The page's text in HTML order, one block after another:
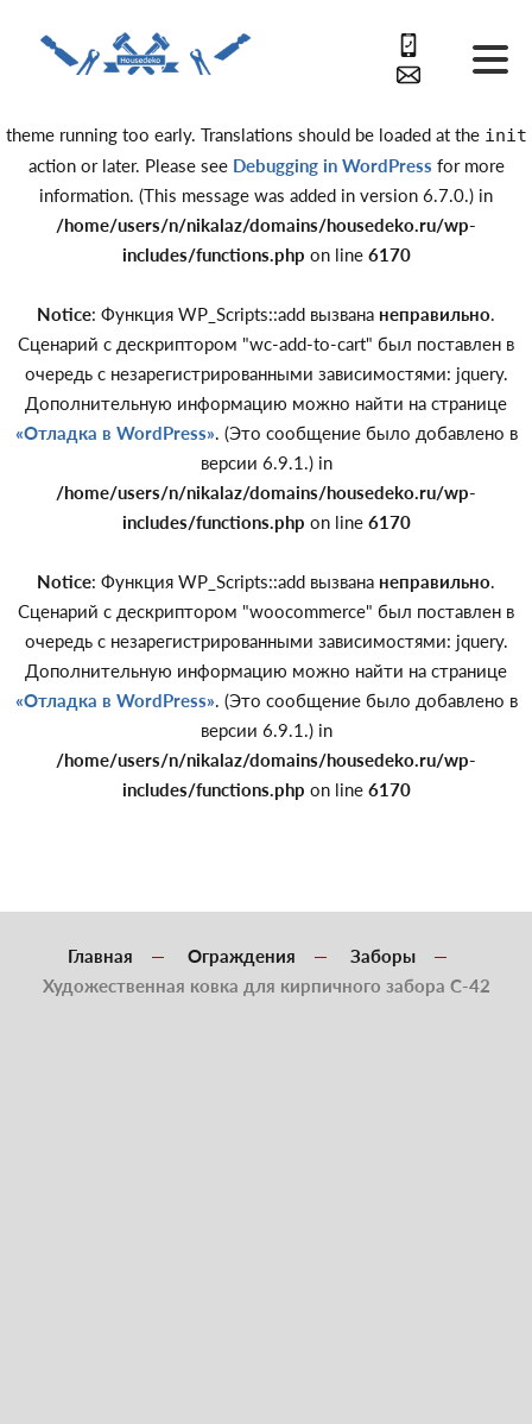
Notice: Function _load_textdomain_just_in_time was called
incorrectly . Translation loading for the
domain was triggered
theme running too early. Translations should be loaded at the init
action or later. Please see Debugging in WordPress for more
information. (This message was added in version 6.7.0.) in
/home/users/n/nikalaz/domains/housedeko.ru/wp-
includes/functions.php on line 6170
Notice: Функция WP_Scripts::add вызвана неправильно.
Сценарий с дескриптором "wc-add-to-cart" был поставлен в
очередь с незарегистрированными зависимостями: jquery.
Дополнительную информацию можно найти на странице
«Отладка в WordPress». (Это сообщение было добавлено в
версии 6.9.1.) in
/home/users/n/nikalaz/domains/housedeko.ru/wp-
includes/functions.php on line 6170
Notice: Функция WP_Scripts::add вызвана неправильно.
Сценарий с дескриптором "woocommerce" был поставлен в
очередь с незарегистрированными зависимостями: jquery.
Дополнительную информацию можно найти на странице
«Отладка в WordPress». (Это сообщение было добавлено в
версии 6.9.1.) in
/home/users/n/nikalaz/domains/housedeko.ru/wp-
includes/functions.php on line 6170
Главная Ограждения
Заборы
Художественная ковка для кирпичного забора С-42